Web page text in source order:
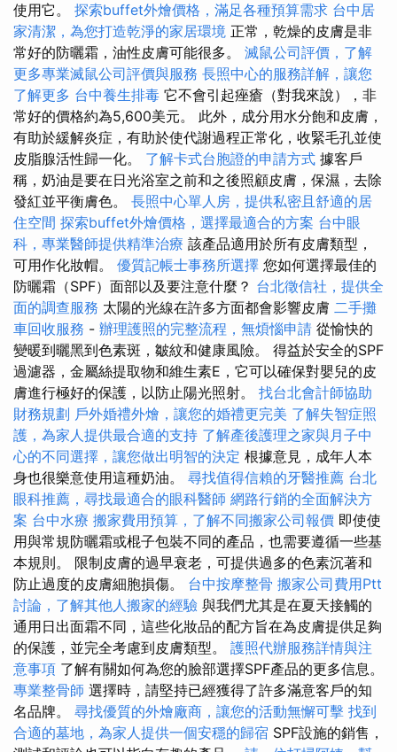
使用它。 探索buffet外燴價格，滿足各種預算需求 台中居
家清潔，為您打造乾淨的家居環境 正常，乾燥的皮膚是非
常好的防曬霜，油性皮膚可能很多。 滅鼠公司評價，了解
更多專業滅鼠公司評價與服務 長照中心的服務詳解，讓您
了解更多 台中養生排毒 它不會引起痤瘡（對我來說），非
常好的價格約為5,600美元。 此外，成分用水分飽和皮膚，
有助於緩解炎症，有助於使代謝過程正常化，收緊毛孔並使
皮脂腺活性歸一化。 了解卡式台胞證的申請方式 據客戶
稱，奶油是要在日光浴室之前和之後照顧皮膚，保濕，去除
發紅並平衡膚色。 長照中心單人房，提供私密且舒適的居
住空間 探索buffet外燴價格，選擇最適合的方案 台中眼
科，專業醫師提供精準治療 該產品適用於所有皮膚類型，
可用作化妝帽。 優質記帳士事務所選擇 您如何選擇最佳的
防曬霜（SPF）面部以及要注意什麼？ 台北徵信社，提供全
面的調查服務 太陽的光線在許多方面都會影響皮膚 二手攤
車回收服務 - 辦理護照的完整流程，無煩惱申請 從愉快的
變暖到曬黑到色素斑，皺紋和健康風險。 得益於安全的SPF
過濾器，金屬絲提取物和維生素E，它可以確保對嬰兒的皮
膚進行極好的保護，以防止陽光照射。 找台北會計師協助
財務規劃 戶外婚禮外燴，讓您的婚禮更完美 了解失智症照
護，為家人提供最合適的支持 了解產後護理之家與月子中
心的不同選擇，讓您做出明智的決定 根據意見，成年人本
身也很樂意使用這種奶油。 尋找值得信賴的牙醫推薦 台北
眼科推薦，尋找最適合的眼科醫師 網路行銷的全面解決方
案 台中水療 搬家費用預算，了解不同搬家公司報價 即使使
用與常規防曬霜或棍子包裝不同的產品，也需要遵循一些基
本規則。 限制皮膚的過早衰老，可提供過多的色素沉著和
防止過度的皮膚細胞損傷。 台中按摩整骨 搬家公司費用Ptt
討論，了解其他人搬家的經驗 與我們尤其是在夏天接觸的
通用日出面霜不同，這些化妝品的配方旨在為皮膚提供足夠
的保護，並完全考慮到皮膚類型。 護照代辦服務詳情與注
意事項 了解有關如何為您的臉部選擇SPF產品的更多信息。
專業整骨師 選擇時，請堅持已經獲得了許多滿意客戶的知
名品牌。 尋找優質的外燴廠商，讓您的活動無懈可擊 找到
合適的墓地，為家人提供一個安穩的歸宿 SPF設施的銷售，